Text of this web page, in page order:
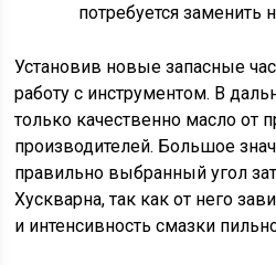
потребуется
Установив новые запасные
работу с инструментом. В
только качественно масло от
производителей. Большое
правильно выбранный угол
Хускварна, так как от него
и интенсивность смазки